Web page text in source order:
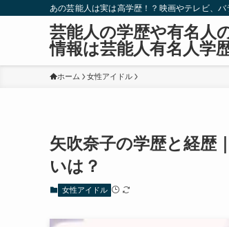
あの芸能人は実は高学歴！？映画やテレビ、
芸能人の学歴や有名人
情報は芸能人有名人学
ホーム 女性アイドル
矢吹奈子の学歴と経歴
いは？
女性アイドル